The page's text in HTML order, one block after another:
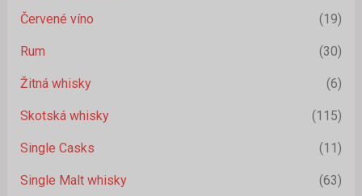
Červené víno (19)
Rum (30)
Žitná whisky (6)
Skotská whisky (115)
Single Casks (11)
Single Malt whisky (63)